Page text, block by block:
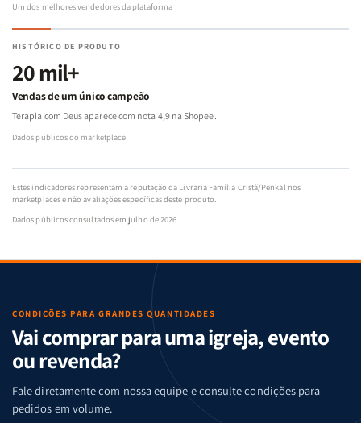
Um dos melhores vendedores da plataforma
HISTÓRICO DE PRODUTO
20 mil+
Vendas de um único campeão
Terapia com Deus aparece com nota 4,9 na Shopee.
Dados públicos do marketplace
Estes indicadores representam a reputação da Livraria Família Cristã/Penkal nos
marketplaces e não avaliações específicas deste produto.
Dados públicos consultados em julho de 2026.
CONDIÇÕES PARA GRANDES QUANTIDADES
Vai comprar para uma igreja, evento
ou revenda?
Fale diretamente com nossa equipe e consulte condições para
pedidos em volume.